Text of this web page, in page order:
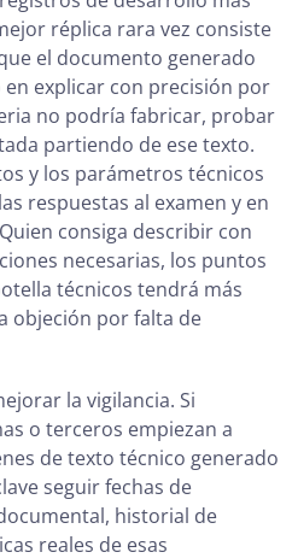
réplica rara vez consiste
el documento generado
en explicar con precisión por
no podría fabricar, probar
partiendo de ese texto.
y los parámetros técnicos
respuestas al examen y en
consiga describir con
necesarias, los puntos
técnicos tendrá más
objeción por falta de
la vigilancia. Si
o terceros empiezan a
de texto técnico generado
seguir fechas de
historial de
reales de esas